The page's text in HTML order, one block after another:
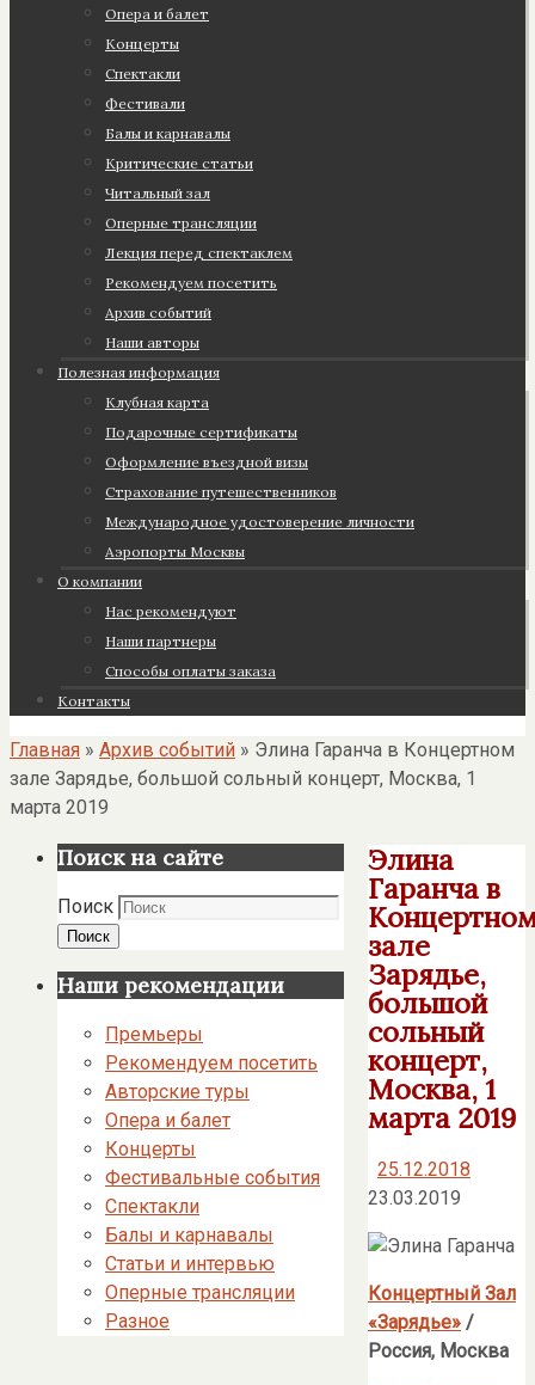
Опера и балет
Концерты
Спектакли
Фестивали
Балы и карнавалы
Критические статьи
Читальный зал
Оперные трансляции
Лекция перед спектаклем
Рекомендуем посетить
Архив событий
Наши авторы
Полезная информация
Клубная карта
Подарочные сертификаты
Оформление въездной визы
Страхование путешественников
Международное удостоверение личности
Аэропорты Москвы
О компании
Нас рекомендуют
Наши партнеры
Cпособы оплаты заказа
Контакты
Главная » Архив событий » Элина Гаранча в Концертном
зале Зарядье, большой сольный концерт, Москва, 1
марта 2019
Элина
Гаранча в
зале
Зарядье,
большой
сольный
концерт,
Москва, 1
марта 2019
25.12.2018
23.03.2019
Концертный Зал
«Зарядье» /
Россия, Москва
Поиск на сайте
Поиск
Поиск
Наши рекомендации
Премьеры
Рекомендуем посетить
Авторские туры
Опера и балет
Концерты
Фестивальные события
Спектакли
Балы и карнавалы
Статьи и интервью
Оперные трансляции
Разное